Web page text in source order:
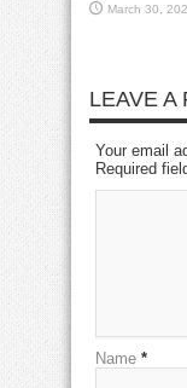
March 30,
LEAVE A
Your email
Required
Name *